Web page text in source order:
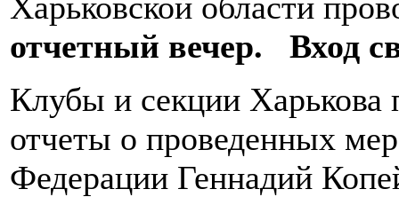
отчетный вечер.
Вход
Клубы и секции Харькова
отчеты о проведенных
Федерации Геннадий